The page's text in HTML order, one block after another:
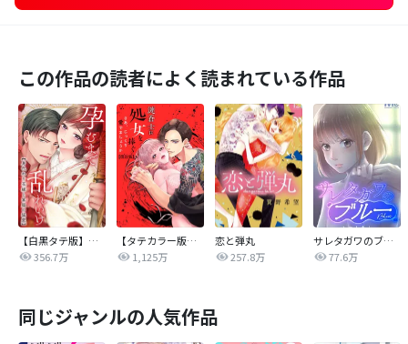
この作品の読者によく読まれている作品
【白黒タテ版】孕むまで乱れいけ～身代わり花嫁と軍服の猛愛
356.7万
【タテカラー版】漣蒼士に処女を捧ぐ～さあ、じっくり愛でましょうか
1,125万
恋と弾丸
257.8万
サレタガワのブルー【タテヨミ】
77.6万
同じジャンルの人気作品